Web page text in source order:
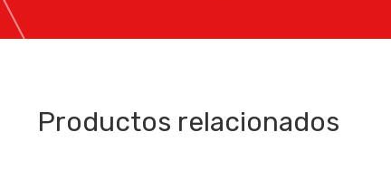
Productos relacionados